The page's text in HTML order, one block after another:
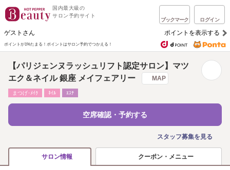
国内最大級の
サロン予約サイト
ブックマーク ログイン
ゲストさん ポイントを表示する
ポイントが1%たまる！ ポイントはサロン予約でつかえる！
【パリジェンヌラッシュリフト認定サロン】マツ
エク＆ネイル 銀座 メイフェアリー
MAP
まつげ･ﾒｲｸ ﾈｲﾙ ｴｽﾃ
空席確認・予約する
スタッフ募集を見る
サロン情報 クーポン・メニュー